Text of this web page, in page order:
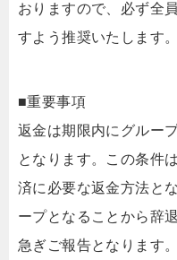
おりますので、必ず全
すよう推奨いたします。
■重要事項
返金は期限内にグルー
となります。この条件
済に必要な返金方法と
ープとなることから辞
急ぎご報告となります